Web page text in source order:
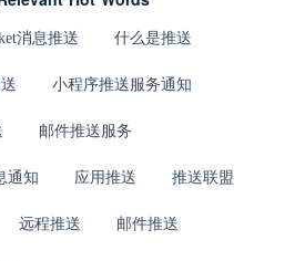
消息推送 什么是推送
小程序推送服务通知
邮件推送服务
通知 应用推送 推送联盟
远程推送 邮件推送